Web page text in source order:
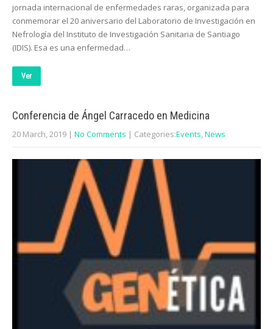
jornada internacional de enfermedades raras, organizada para
conmemorar el 20 aniversario del Laboratorio de Investigación en
Nefrología del Instituto de Investigación Sanitaria de Santiago
(IDIS). Esa es una enfermedad…
Ver
Conferencia de Ángel Carracedo en Medicina
20 March, 2019 | No Comments | Categories:Events,News